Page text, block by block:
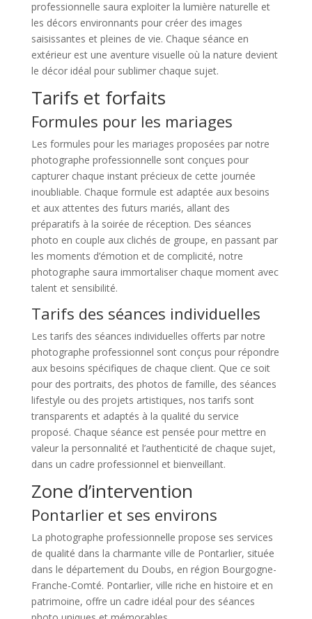
professionnelle saura exploiter la lumière naturelle et
les décors environnants pour créer des images
saisissantes et pleines de vie. Chaque séance en
extérieur est une aventure visuelle où la nature devient
le décor idéal pour sublimer chaque sujet.
Tarifs et forfaits
Formules pour les mariages
Les formules pour les mariages proposées par notre
photographe professionnelle sont conçues pour
capturer chaque instant précieux de cette journée
inoubliable. Chaque formule est adaptée aux besoins
et aux attentes des futurs mariés, allant des
préparatifs à la soirée de réception. Des séances
photo en couple aux clichés de groupe, en passant par
les moments d’émotion et de complicité, notre
photographe saura immortaliser chaque moment avec
talent et sensibilité.
Tarifs des séances individuelles
Les tarifs des séances individuelles offerts par notre
photographe professionnel sont conçus pour répondre
aux besoins spécifiques de chaque client. Que ce soit
pour des portraits, des photos de famille, des séances
lifestyle ou des projets artistiques, nos tarifs sont
transparents et adaptés à la qualité du service
proposé. Chaque séance est pensée pour mettre en
valeur la personnalité et l’authenticité de chaque sujet,
dans un cadre professionnel et bienveillant.
Zone d’intervention
Pontarlier et ses environs
La photographe professionnelle propose ses services
de qualité dans la charmante ville de Pontarlier, située
dans le département du Doubs, en région Bourgogne-
Franche-Comté. Pontarlier, ville riche en histoire et en
patrimoine, offre un cadre idéal pour des séances